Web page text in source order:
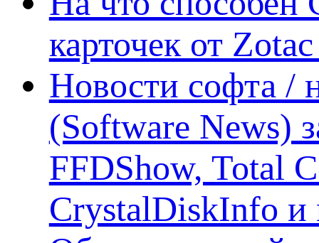
карточек от
Новости софта /
(Software News)
FFDShow, Total
CrystalDiskInfo и